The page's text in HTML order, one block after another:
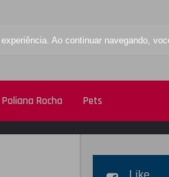
Ao continuar navegando,
Poliana Rocha Pets
Like